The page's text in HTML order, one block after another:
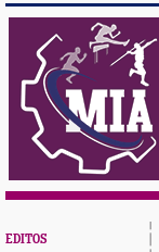
EDITOS